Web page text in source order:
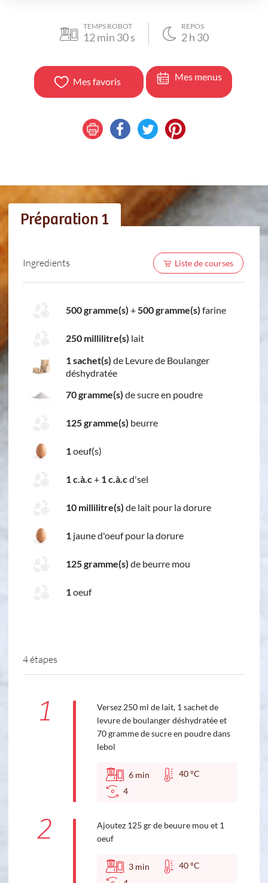
TEMPS ROBOT
12min 30s
REPOS
2h 30
Mes favoris Mes menus
Préparation 1
Ingredients Liste de courses
500 gramme(s) +500 gramme(s) farine
250 millilitre(s) lait
1 sachet(s) de Levure de Boulanger
déshydratée
70 gramme(s) de sucre en poudre
125 gramme(s) beurre
1oeuf(s)
1 c.à.c+ 1 c.à.cd'sel
10 millilitre(s) de lait pour la dorure
1 jaune d'oeuf pour la dorure
125 gramme(s) de beurre mou
1oeuf
4 étapes
1
Versez 250 ml de lait, 1 sachet de
levure de boulanger déshydratée et
70 gramme de sucre en poudre dans
lebol
6 min
40 °C
4
2
Ajoutez 125 gr de beuure mou et 1
oeuf
3 min
40 °C